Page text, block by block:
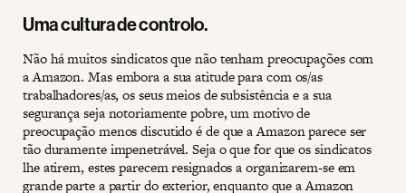
Uma cultura de controlo.
Não há muitos sindicatos que não tenham preocupações com
a Amazon. Mas embora a sua atitude para com os/as
trabalhadores/as, os seus meios de subsistência e a sua
segurança seja notoriamente pobre, um motivo de
preocupação menos discutido é de que a Amazon parece ser
tão duramente impenetrável. Seja o que for que os sindicatos
lhe atirem, estes parecem resignados a organizarem-se em
grande parte a partir do exterior, enquanto que a Amazon